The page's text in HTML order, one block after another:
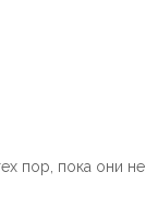
пор, пока они не